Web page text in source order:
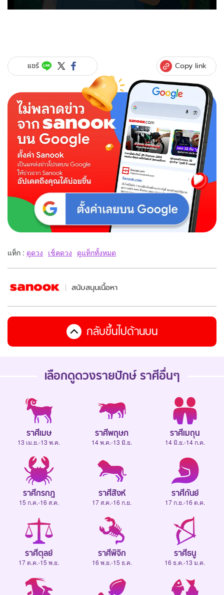
แชร์ Copy link
แท็ก : ดูดวง เช็คดวง ดูแท็กทั้งหมด
สนับสนุนเนื้อหา
กลับขึ้นไปด้านบน
เลือกดูดวงรายปักษ์ราศีอื่นๆ
ราศีเมษ
13 เม.ย.-13 พ.ค.
ราศีพฤษภ
14 พ.ค.-13 มิ.ย.
ราศีเมถุน
14 มิ.ย.-14 ก.ค.
ราศีกรกฎ
15 ก.ค.-16 ส.ค.
ราศีสิงห์
17 ส.ค.-16 ก.ย.
ราศีกันย์
17 ก.ย.-16 ต.ค.
ราศีตุลย์
17 ต.ค.-15 พ.ย.
ราศีพิจิก
16 พ.ย.-15 ธ.ค.
ราศีธนู
16 ธ.ค.-13 ม.ค.